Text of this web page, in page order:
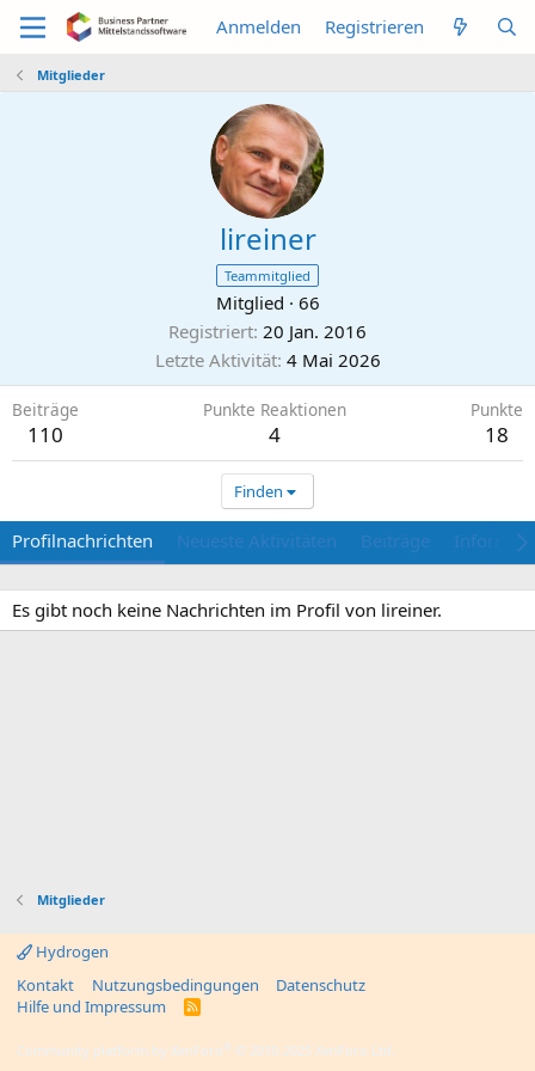
Anmelden Registrieren
Mitglieder
lireiner
Teammitglied
Mitglied · 66
Registriert 20 Jan. 2016
Letzte Aktivität 4 Mai 2026
Beiträge
110
Punkte Reaktionen
4
Punkte
18
Finden
Profilnachrichten Neueste Aktivitäten Beiträge
Es gibt noch keine Nachrichten im Profil von lireiner.
Mitglieder
Hydrogen
Kontakt
Nutzungsbedingungen
Datenschutz
Hilfe und Impressum
R
Community platform by XenForo ® © 2010-2025 XenForo Ltd.